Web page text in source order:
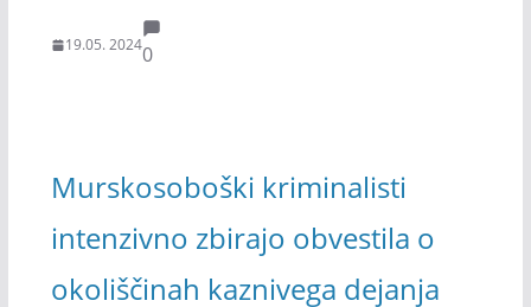
19.05. 20240
Murskosoboški kriminalisti
intenzivno zbirajo obvestila o
okoliščinah kaznivega dejanja